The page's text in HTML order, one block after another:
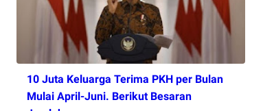
10 Juta Keluarga Terima PKH per Bulan
Mulai April-Juni. Berikut Besaran